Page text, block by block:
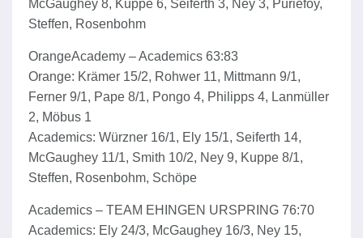
McGaughey 8, Kuppe 6, Seiferth 3, Ney 3, Puriefoy,
Steffen, Rosenbohm
OrangeAcademy – Academics 63:83
Orange: Krämer 15/2, Rohwer 11, Mittmann 9/1,
Ferner 9/1, Pape 8/1, Pongo 4, Philipps 4, Lanmüller
2, Möbus 1
Academics: Würzner 16/1, Ely 15/1, Seiferth 14,
McGaughey 11/1, Smith 10/2, Ney 9, Kuppe 8/1,
Steffen, Rosenbohm, Schöpe
Academics – TEAM EHINGEN URSPRING 76:70
Academics: Ely 24/3, McGaughey 16/3, Ney 15,